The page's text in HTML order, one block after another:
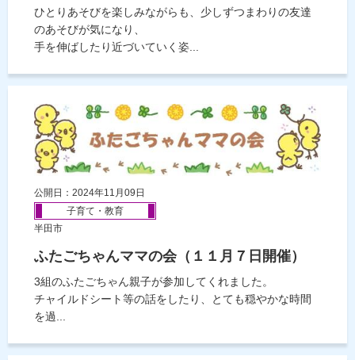
ひとりあそびを楽しみながらも、少しずつまわりの友達
のあそびが気になり、
手を伸ばしたり近づいていく姿...
公開日：2024年11月09日
子育て・教育
半田市
ふたごちゃんママの会（１１月７日開催）
3組のふたごちゃん親子が参加してくれました。
チャイルドシート等の話をしたり、とても穏やかな時間
を過...